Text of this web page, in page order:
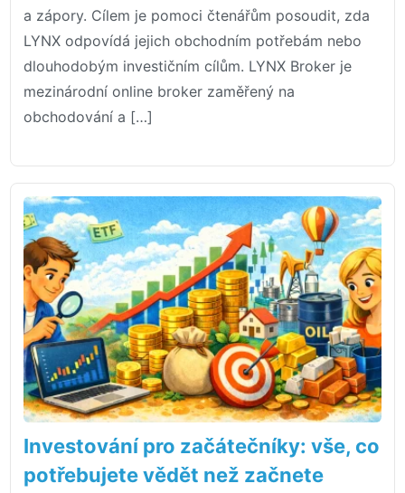
a zápory. Cílem je pomoci čtenářům posoudit, zda
LYNX odpovídá jejich obchodním potřebám nebo
dlouhodobým investičním cílům. LYNX Broker je
mezinárodní online broker zaměřený na
obchodování a […]
Investování pro začátečníky: vše, co
potřebujete vědět než začnete